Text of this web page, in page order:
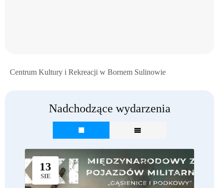
Centrum Kultury i Rekreacji w Bornem Sulinowie
Nadchodzące wydarzenia
13
SIE